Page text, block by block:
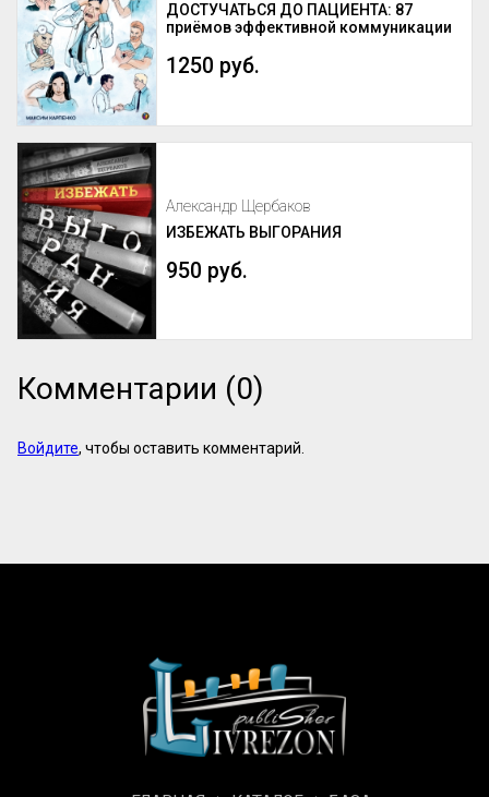
ДОСТУЧАТЬСЯ ДО ПАЦИЕНТА: 87
приёмов эффективной коммуникации
1250 руб.
Александр Щербаков
ИЗБЕЖАТЬ ВЫГОРАНИЯ
950 руб.
Комментарии (0)
Войдите, чтобы оставить комментарий.